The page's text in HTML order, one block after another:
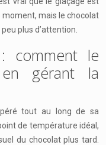
moment, mais le chocolat
plus d’attention.
comment le
gérant la
tout au long de sa
de température idéal,
du chocolat plus tard.